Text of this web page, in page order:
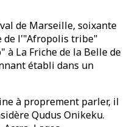
de Marseille, soixante
de l'"Afropolis tribe"
à La Friche de la Belle de
établi dans un
à proprement parler, il
Qudus Onikeku.